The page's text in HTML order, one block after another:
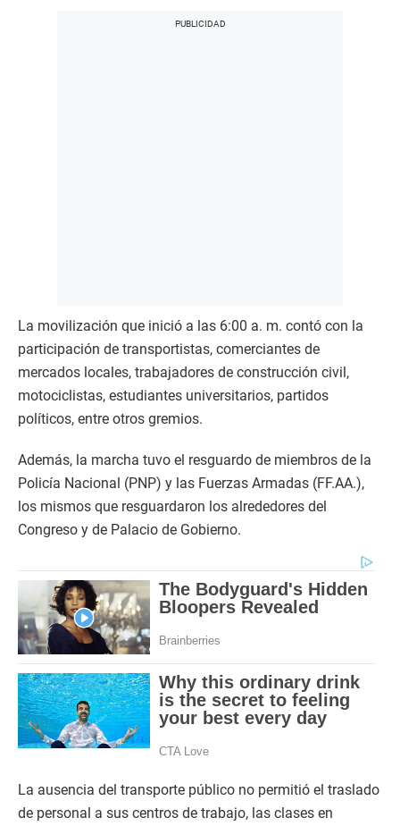
La movilización que inició a las 6:00 a. m. contó con la
participación de transportistas, comerciantes de
mercados locales, trabajadores de construcción civil,
motociclistas, estudiantes universitarios, partidos
políticos, entre otros gremios.
Además, la marcha tuvo el resguardo de miembros de la
Policía Nacional (PNP) y las Fuerzas Armadas (FF.AA.),
los mismos que resguardaron los alrededores del
Congreso y de Palacio de Gobierno.
La ausencia del transporte público no permitió el traslado
de personal a sus centros de trabajo, las clases en